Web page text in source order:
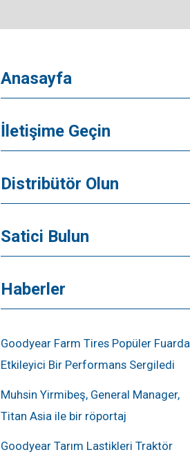
Anasayfa
İletişime Geçin
Distribütör Olun
Satici Bulun
Haberler
Goodyear Farm Tires Popüler Fuarda
Etkileyici Bir Performans Sergiledi
Muhsin Yirmibeş, General Manager,
Titan Asia ile bir röportaj
Goodyear Tarım Lastikleri Traktör